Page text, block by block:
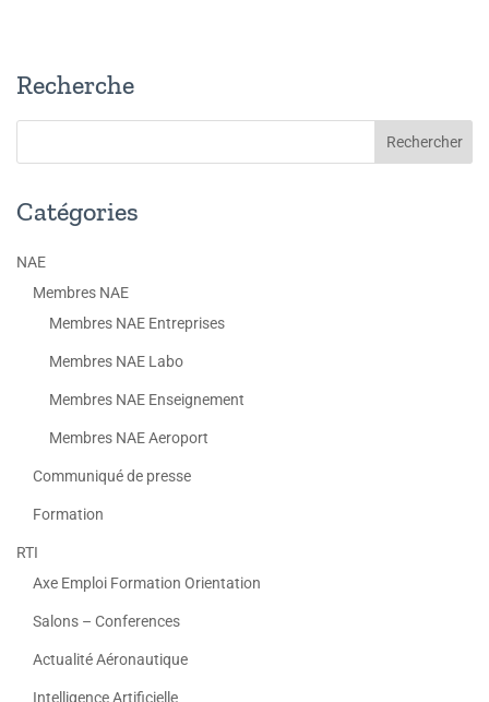
Recherche
Catégories
NAE
Membres NAE
Membres NAE Entreprises
Membres NAE Labo
Membres NAE Enseignement
Membres NAE Aeroport
Communiqué de presse
Formation
RTI
Axe Emploi Formation Orientation
Salons – Conferences
Actualité Aéronautique
Intelligence Artificielle